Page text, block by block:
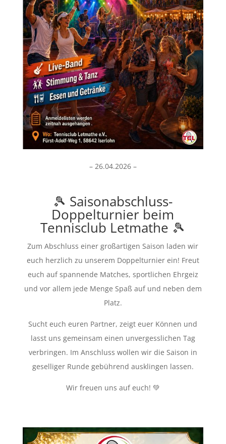
– 26.04.2026 –
🎾 Saisonabschluss-
Doppelturnier beim
Tennisclub Letmathe 🎾
Zum Abschluss einer großartigen Saison laden wir
euch herzlich zu unserem Doppelturnier ein! Freut
euch auf spannende Matches, sportlichen Ehrgeiz
und vor allem jede Menge Spaß auf und neben dem
Platz.
Sucht euch euren Partner, zeigt euer Können und
lasst uns gemeinsam einen unvergesslichen Tag
verbringen. Im Anschluss wollen wir die Saison in
geselliger Runde gebührend ausklingen lassen.
Wir freuen uns auf euch! 💚